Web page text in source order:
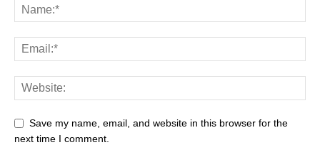
Save my name, email, and website in this browser for the
next time I comment.